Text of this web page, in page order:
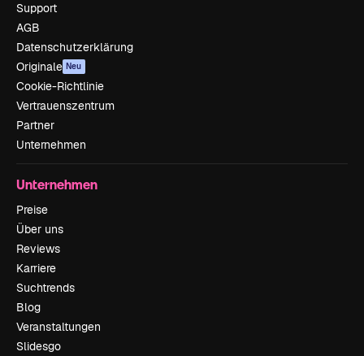
Support
AGB
Datenschutzerklärung
Originale Neu
Cookie-Richtlinie
Vertrauenszentrum
Partner
Unternehmen
Unternehmen
Preise
Über uns
Reviews
Karriere
Suchtrends
Blog
Veranstaltungen
Slidesgo